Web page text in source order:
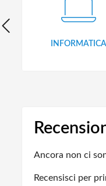
INFORMATICA
Ancora non ci
Recensisci per